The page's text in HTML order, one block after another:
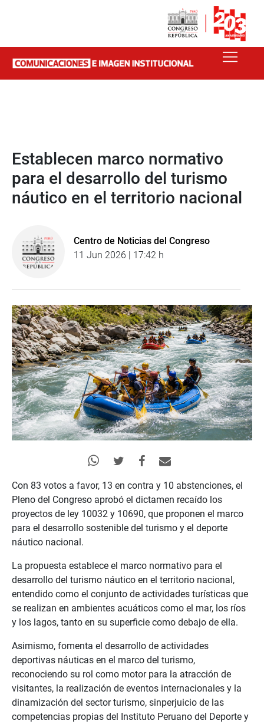
Establecen marco normativo
para el desarrollo del turismo
náutico en el territorio nacional
Centro de Noticias del Congreso
11 Jun 2026 | 17:42 h
Con 83 votos a favor, 13 en contra y 10 abstenciones, el
Pleno del Congreso aprobó el dictamen recaído los
proyectos de ley 10032 y 10690, que proponen el marco
para el desarrollo sostenible del turismo y el deporte
náutico nacional.
La propuesta establece el marco normativo para el
desarrollo del turismo náutico en el territorio nacional,
entendido como el conjunto de actividades turísticas que
se realizan en ambientes acuáticos como el mar, los ríos
y los lagos, tanto en su superficie como debajo de ella.
Asimismo, fomenta el desarrollo de actividades
deportivas náuticas en el marco del turismo,
reconociendo su rol como motor para la atracción de
visitantes, la realización de eventos internacionales y la
dinamización del sector turismo, sinperjuicio de las
competencias propias del Instituto Peruano del Deporte y